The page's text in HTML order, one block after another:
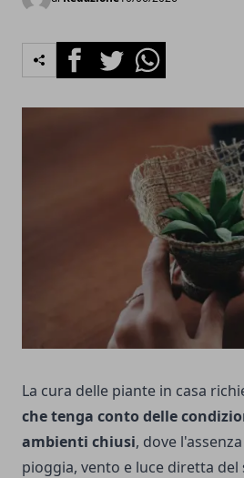
FacebookTwitterWhatsapp
La cura delle piante in casa
che tenga conto delle
ambienti chiusi, dove
pioggia, vento e luce diretta del